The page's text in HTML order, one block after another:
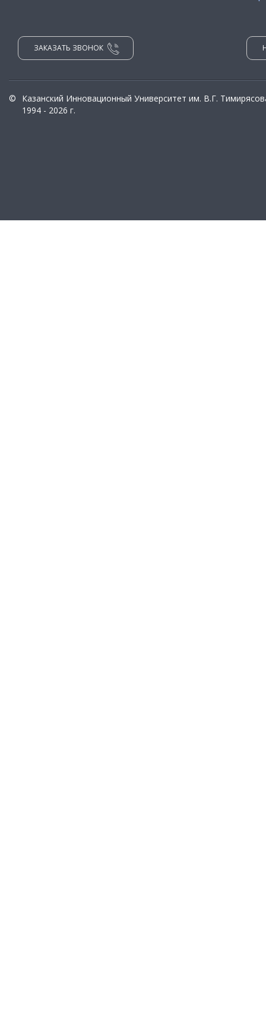
ЗАКАЗАТЬ ЗВОНОК
©
Казанский Инновационный Университет им. В.Г.
1994 - 2026 г.